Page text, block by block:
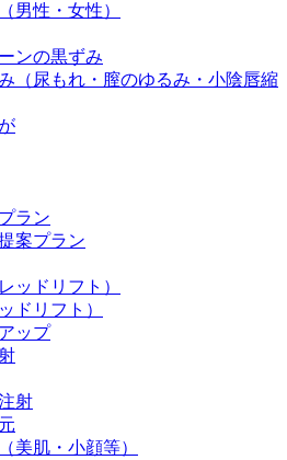
男性・女性）
ンの黒ずみ
（尿もれ・膣のゆるみ・小陰唇縮
ラン
案プラン
ッドリフト）
ドリフト）
ップ
射
美肌・小顔等）